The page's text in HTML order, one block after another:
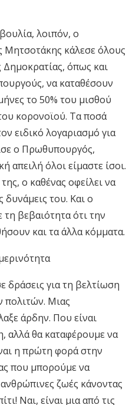
λοιπόν, ο
κάλεσε όλους
όπως και
, να καταθέσουν
το 50% του μισθού
κορονοϊού. Τα ποσά
ειδικό λογαριασμό για
ο Πρωθυπουργός,
απειλή όλοι είμαστε ίσοι.
ο καθένας οφείλει να
δυνάμεις του. Και ο
βεβαιότητα ότι την
και τα άλλα κόμματα.
για τη βελτίωση
πολιτών. Μιας
άρδην. Που είναι
, αλλά θα καταφέρουμε να
η πρώτη φορά στην
που μπορούμε να
ζωές κάνοντας
Ναι, είναι μια από τις